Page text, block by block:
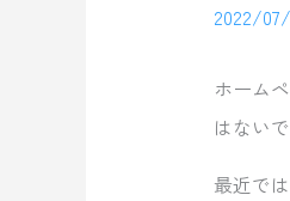
2022/
ホーム
はない
最近で